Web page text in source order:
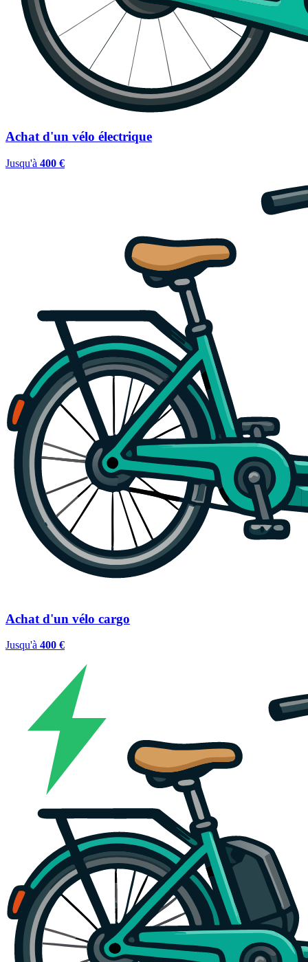
Achat d'un vélo électrique
Jusqu'à 400 €
Achat d'un vélo cargo
Jusqu'à 400 €